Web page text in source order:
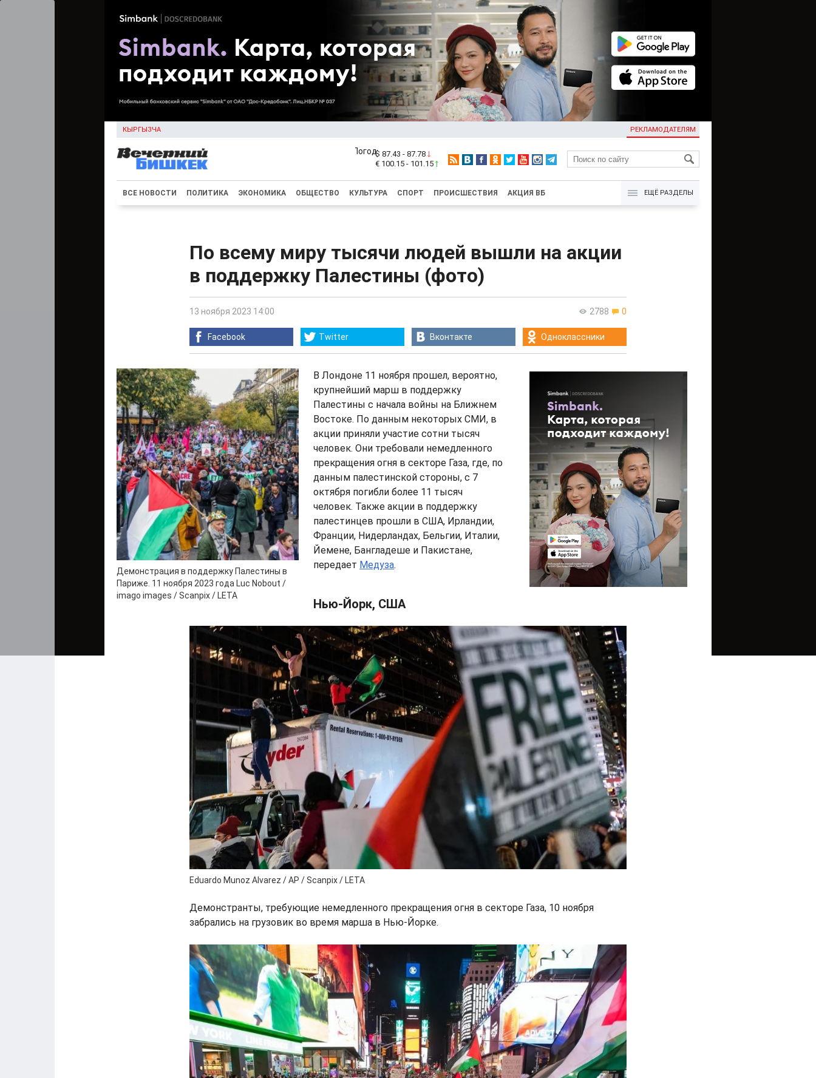
КЫРГЫЗЧА РЕКЛАМОДАТЕЛЯМ
KG
$ 87.43 - 87.78
€ 100.15 - 101.15
ВСЕ НОВОСТИ ПОЛИТИКА ЭКОНОМИКА ОБЩЕСТВО КУЛЬТУРА СПОРТ ПРОИСШЕСТВИЯ АКЦИЯ ВБ ЕЩЁ РАЗДЕЛЫ
По всему миру тысячи людей вышли на акции
в поддержку Палестины (фото)
2788 0
13 ноября 2023 14:00
Facebook Twitter Вконтакте Одноклассники
Демонстрация в поддержку Палестины в
Париже. 11 ноября 2023 года Luc Nobout /
imago images / Scanpix / LETA
В Лондоне 11 ноября прошел, вероятно,
крупнейший марш в поддержку
Палестины с начала войны на Ближнем
Востоке. По данным некоторых СМИ, в
акции приняли участие сотни тысяч
человек. Они требовали немедленного
прекращения огня в секторе Газа, где, по
данным палестинской стороны, с 7
октября погибли более 11 тысяч
человек. Также акции в поддержку
палестинцев прошли в США, Ирландии,
Франции, Нидерландах, Бельгии, Италии,
Йемене, Бангладеше и Пакистане,
передает Медуза.
Нью-Йорк, США
Eduardo Munoz Alvarez / AP / Scanpix / LETA
Демонстранты, требующие немедленного прекращения огня в секторе Газа, 10 ноября
забрались на грузовик во время марша в Нью-Йорке.